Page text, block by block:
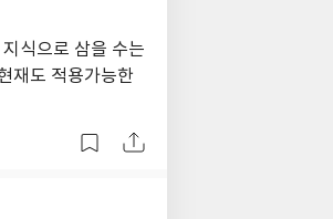
식으로 삼을 수는
재도 적용가능한